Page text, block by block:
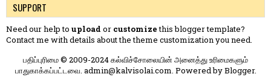
SUPPORT
Need our help to upload or customizethis blogger template?
Contact me with details about the theme customization you need.
பதிப்புரிமை © 2009-2024 கல்விச்சோலையின் அனைத்து உரிமைகளும்
பாதுகாக்கப்பட்டவை. admin@kalvisolai.com. Powered byBlogger.